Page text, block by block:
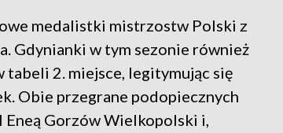
medalistki mistrzostw Polski z
Gdynianki w tym sezonie również
tabeli 2. miejsce, legitymując się
Obie przegrane podopiecznych
Eneą Gorzów Wielkopolski i,